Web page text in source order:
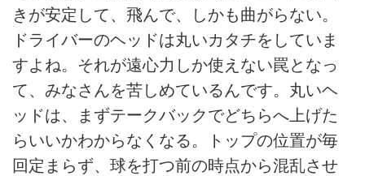
きが安定して、飛んで、しかも曲がらない。
ドライバーのヘッドは丸いカタチをしていま
すよね。それが遠心力しか使えない罠となっ
て、みなさんを苦しめているんです。丸いヘ
ッドは、まずテークバックでどちらへ上げた
らいいかわからなくなる。トップの位置が毎
回定まらず、球を打つ前の時点から混乱させ